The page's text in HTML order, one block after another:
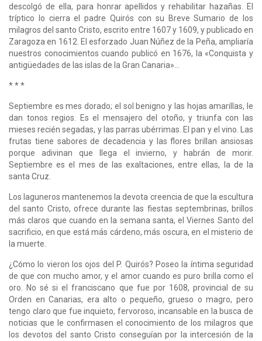
descolgó de ella, para honrar apellidos y rehabilitar hazañas. El
tríptico lo cierra el padre Quirós con su Breve Sumario de los
milagros del santo Cristo, escrito entre 1607 y 1609, y publicado en
Zaragoza en 1612. El esforzado Juan Núñez de la Peña, ampliaría
nuestros conocimientos cuando publicó en 1676, la «Conquista y
antigüedades de las islas de la Gran Canaria»...
* * *
Septiembre es mes dorado; el sol benigno y las hojas amarillas, le
dan tonos regios. Es el mensajero del otoño, y triunfa con las
mieses recién segadas, y las parras ubérrimas. El pan y el vino. Las
frutas tiene sabores de decadencia y las flores brillan ansiosas
porque adivinan que llega el invierno, y habrán de morir.
Septiembre es el mes de las exaltaciones, entre ellas, la de la
santa Cruz.
Los laguneros mantenemos la devota creencia de que la escultura
del santo Cristo, ofrece durante las fiestas septembrinas, brillos
más claros que cuando en la semana santa, el Viernes Santo del
sacrificio, en que está más cárdeno, más oscura, en el misterio de
la muerte.
¿Cómo lo vieron los ojos del P. Quirós? Poseo la íntima seguridad
de que con mucho amor, y el amor cuando es puro brilla como el
oro. No sé si el franciscano que fue por 1608, provincial de su
Orden en Canarias, era alto o pequeño, grueso o magro, pero
tengo claro que fue inquieto, fervoroso, incansable en la busca de
noticias que le confirmasen el conocimiento de los milagros que
los devotos del santo Cristo conseguían por la intercesión de la